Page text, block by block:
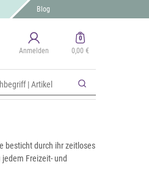
Blog
Anmelden
0
0,00 €
besticht durch ihr zeitloses
Freizeit- und